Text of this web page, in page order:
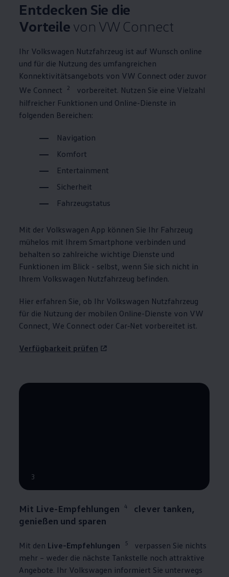
Entdecken Sie die
Vorteile von VW Connect
Ihr Volkswagen Nutzfahrzeug ist auf Wunsch online
und für die Nutzung des umfangreichen
Konnektivitätsangebots von VW Connect oder zuvor
We Connect
2
vorbereitet. Nutzen Sie eine Vielzahl
hilfreicher Funktionen und Online-Dienste in
folgenden Bereichen:
Navigation
Komfort
Entertainment
Sicherheit
Fahrzeugstatus
Mit der Volkswagen App können Sie Ihr Fahrzeug
mühelos mit Ihrem Smartphone verbinden und
behalten so zahlreiche wichtige Dienste und
Funktionen im Blick - selbst, wenn Sie sich nicht in
Ihrem Volkswagen Nutzfahrzeug befinden.
Hier erfahren Sie, ob Ihr Volkswagen Nutzfahrzeug
für die Nutzung der mobilen Online-Dienste von VW
Connect, We Connect oder Car‑Net vorbereitet ist.
Verfügbarkeit prüfen
3
Mit Live-Empfehlungen 4
clever tanken,
genießen und sparen
Mit den Live-Empfehlungen 5
verpassen Sie nichts
mehr – weder die nächste Tankstelle noch attraktive
Angebote. Ihr Volkswagen informiert Sie unterwegs